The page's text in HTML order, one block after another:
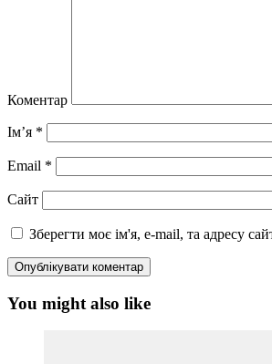
Коментар
Ім’я *
Email *
Сайт
Зберегти моє ім'я, e-mail, та адресу
You might also like